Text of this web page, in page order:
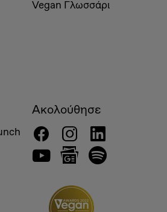
Vegan Γλωσσάρι
Ακολούθησε